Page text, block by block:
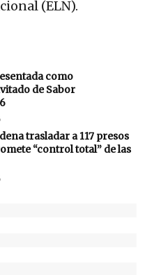
(ELN).
como
de Sabor
trasladar a 117 presos
“control total” de las